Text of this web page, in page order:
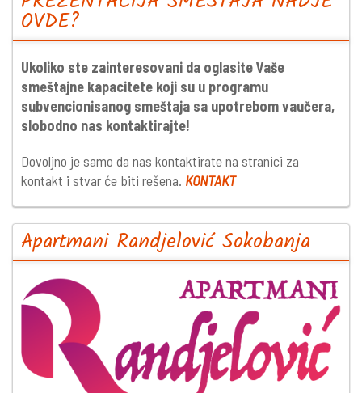
OVDE?
Ukoliko ste zainteresovani da oglasite Vaše
smeštajne kapacitete koji su u programu
subvencionisanog smeštaja sa upotrebom vaučera,
slobodno nas kontaktirajte!
Dovoljno je samo da nas kontaktirate na stranici za
kontakt i stvar će biti rešena. KONTAKT
Apartmani Randjelović Sokobanja